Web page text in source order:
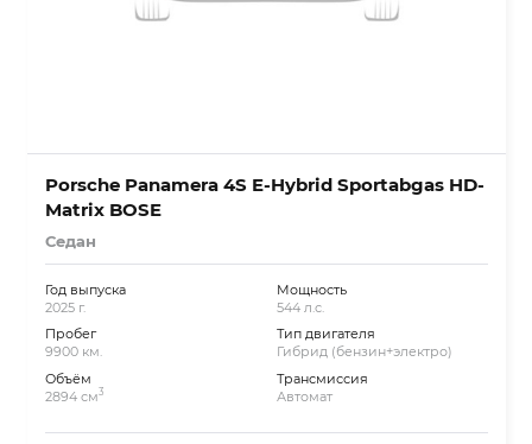
Porsche Panamera 4S E-Hybrid Sportabgas HD-
Matrix BOSE
Седан
Год выпуска
2025 г.
Пробег
9900 км.
Объём
2894 см3
Мощность
544 л.с.
Тип двигателя
Гибрид (бензин+электро)
Трансмиссия
Автомат